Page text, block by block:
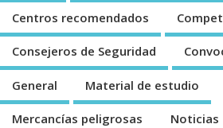
Centros recomendados
Consejeros de Seguridad
General Material de estudio
Mercancí­as peligrosas Noticias